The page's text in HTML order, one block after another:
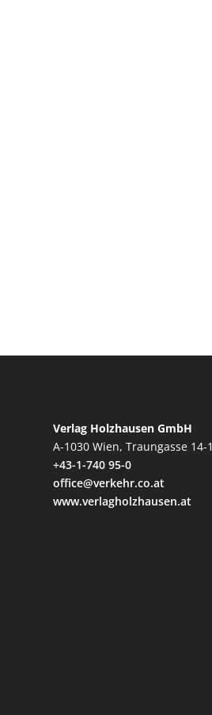
Verlag Holzhausen GmbH
A-1030 Wien, Traungasse 14-
+43-1-740 95-0
office@verkehr.co.at
www.verlagholzhausen.at